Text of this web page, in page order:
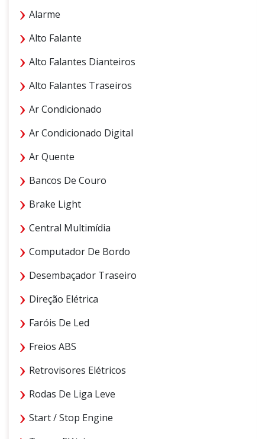
Alarme
Alto Falante
Alto Falantes Dianteiros
Alto Falantes Traseiros
Ar Condicionado
Ar Condicionado Digital
Ar Quente
Bancos De Couro
Brake Light
Central Multimídia
Computador De Bordo
Desembaçador Traseiro
Direção Elétrica
Faróis De Led
Freios ABS
Retrovisores Elétricos
Rodas De Liga Leve
Start / Stop Engine